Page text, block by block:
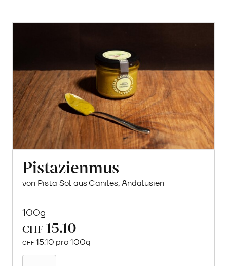
Pistazienmus
von Pista Sol aus Caniles, Andalusien
100g
CHF 15.10
CHF 15.10 pro 100g